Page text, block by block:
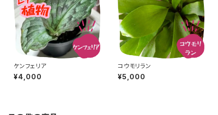
ケンフェリア
¥4,000
コウモリラン
¥5,000